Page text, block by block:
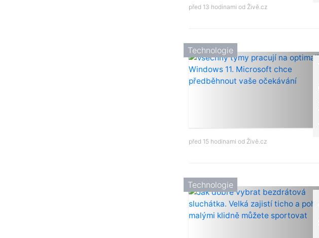
před 13 hodinami od Živě.cz
Technologie
před 15 hodinami od Živě.cz
Technologie